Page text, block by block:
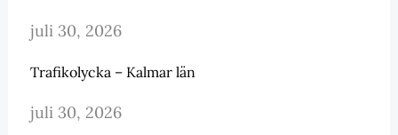
juli 30, 2026
Trafikolycka – Kalmar län
juli 30, 2026